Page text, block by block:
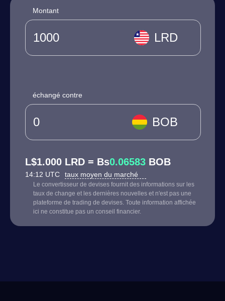
Montant
LRD
échangé contre
BOB
L$1.000 LRD = Bs0.06583 BOB
14:12 UTC taux moyen du marché
Le convertisseur de devises fournit des informations sur les
taux de change et les dernières nouvelles et n'est pas une
plateforme de trading de devises. Toute information affichée
ici ne constitue pas un conseil financier.